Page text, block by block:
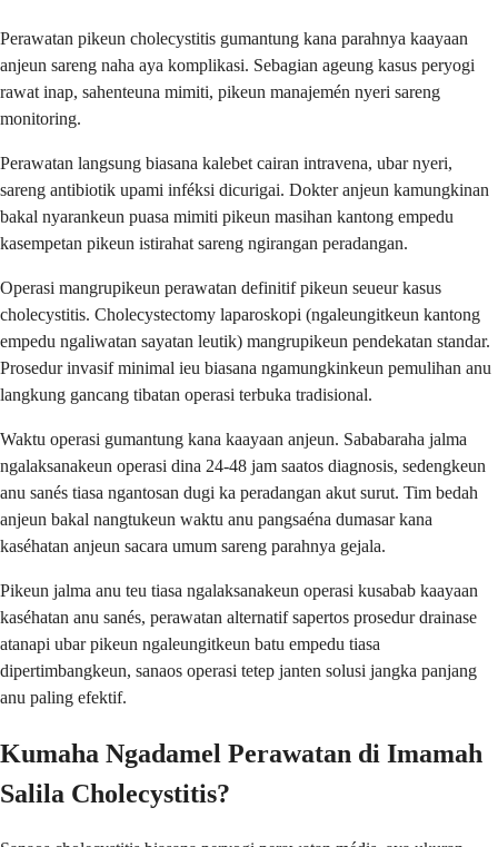
Perawatan pikeun cholecystitis gumantung kana parahnya kaayaan
anjeun sareng naha aya komplikasi. Sebagian ageung kasus peryogi
rawat inap, sahenteuna mimiti, pikeun manajemén nyeri sareng
monitoring.
Perawatan langsung biasana kalebet cairan intravena, ubar nyeri,
sareng antibiotik upami inféksi dicurigai. Dokter anjeun kamungkinan
bakal nyarankeun puasa mimiti pikeun masihan kantong empedu
kasempetan pikeun istirahat sareng ngirangan peradangan.
Operasi mangrupikeun perawatan definitif pikeun seueur kasus
cholecystitis. Cholecystectomy laparoskopi (ngaleungitkeun kantong
empedu ngaliwatan sayatan leutik) mangrupikeun pendekatan standar.
Prosedur invasif minimal ieu biasana ngamungkinkeun pemulihan anu
langkung gancang tibatan operasi terbuka tradisional.
Waktu operasi gumantung kana kaayaan anjeun. Sababaraha jalma
ngalaksanakeun operasi dina 24-48 jam saatos diagnosis, sedengkeun
anu sanés tiasa ngantosan dugi ka peradangan akut surut. Tim bedah
anjeun bakal nangtukeun waktu anu pangsaéna dumasar kana
kaséhatan anjeun sacara umum sareng parahnya gejala.
Pikeun jalma anu teu tiasa ngalaksanakeun operasi kusabab kaayaan
kaséhatan anu sanés, perawatan alternatif sapertos prosedur drainase
atanapi ubar pikeun ngaleungitkeun batu empedu tiasa
dipertimbangkeun, sanaos operasi tetep janten solusi jangka panjang
anu paling efektif.
Kumaha Ngadamel Perawatan di Imamah
Salila Cholecystitis?